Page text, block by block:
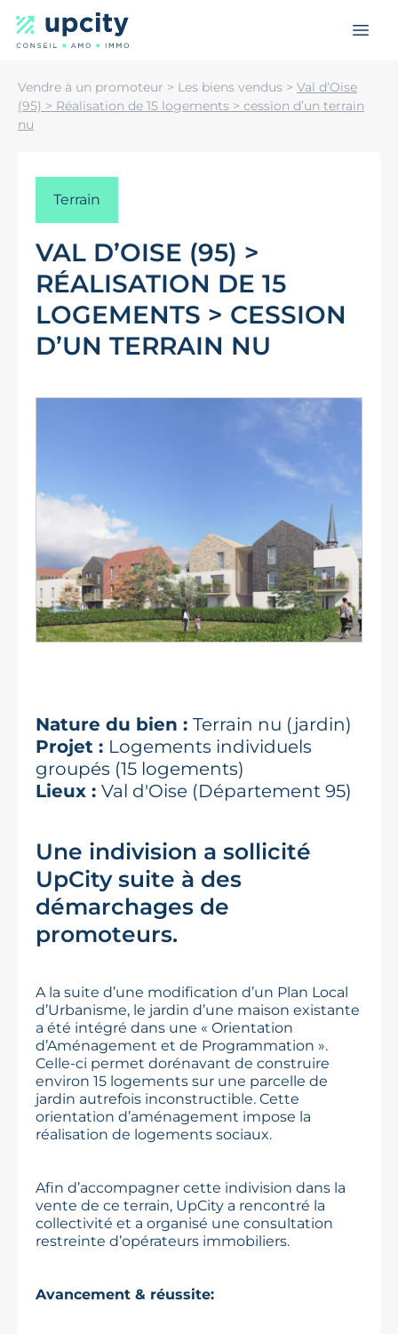
Up City
le menu
Vendre à un promoteur > Les biens vendus > Val d’Oise
(95) > Réalisation de 15 logements > cession d’un terrain
nu
Terrain
VAL D’OISE (95) >
RÉALISATION DE 15
LOGEMENTS > CESSION
D’UN TERRAIN NU
Nature du bien : Terrain nu (jardin)
Projet : Logements individuels
groupés (15 logements)
Lieux : Val d'Oise (Département 95)
Une indivision a sollicité
UpCity suite à des
démarchages de
promoteurs.
A la suite d’une modification d’un Plan Local
d’Urbanisme, le jardin d’une maison existante
a été intégré dans une « Orientation
d’Aménagement et de Programmation ».
Celle-ci permet dorénavant de construire
environ 15 logements sur une parcelle de
jardin autrefois inconstructible. Cette
orientation d’aménagement impose la
réalisation de logements sociaux.
Afin d’accompagner cette indivision dans la
vente de ce terrain, UpCity a rencontré la
collectivité et a organisé une consultation
restreinte d’opérateurs immobiliers.
Avancement & réussite: